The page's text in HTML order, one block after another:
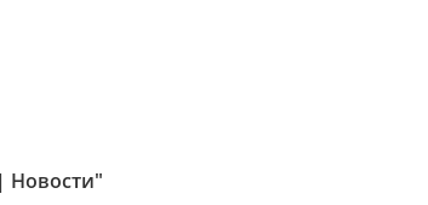
Новости"